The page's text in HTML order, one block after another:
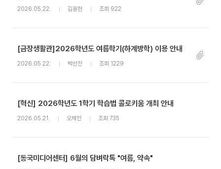
2026.05.22. 김윤현 조회 922
[금장생활관]2026학년도 여름학기(하계방학) 이용 안내
2026.05.22. 박선진 조회 1229
[혁신] 2026학년도 1학기 학습법 콜로키움 개최 안내
2026.05.21. 오제인 조회 735
[동국미디어센터] 6월의 담벼락톡 "여름, 약속"